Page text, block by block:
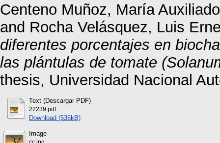
Centeno Muñoz, María
and Rocha Velásquez, Luis
diferentes porcentajes en
las plántulas de tomate
thesis, Universidad Nacional
Text (Descargar PDF)
22239.pdf
Download (536kB)
Image
cc.jpg